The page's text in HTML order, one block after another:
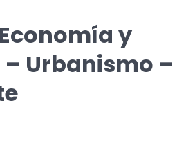
y
Urbanismo –